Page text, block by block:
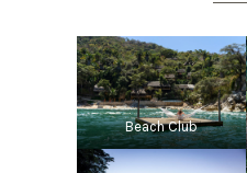
Beach Club